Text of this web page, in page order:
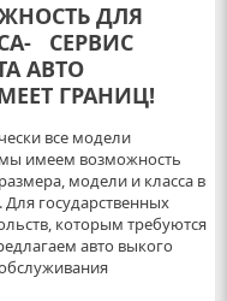
ДЛЯ
СЕРВИС
АВТО
ГРАНИЦ!
все модели
имеем возможность
модели и класса в
Для государственных
которым требуются
авто выкого